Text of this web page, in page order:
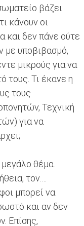
βάζει
κάνουν οι
και δεν πάνε ούτε
με υποβιβασμό,
μικρούς για να
τους. Τι έκανε η
τους
Τεχνική
για να
μεγάλο θέμα.
τον….
μπορεί να
και αν δεν
Επίσης,